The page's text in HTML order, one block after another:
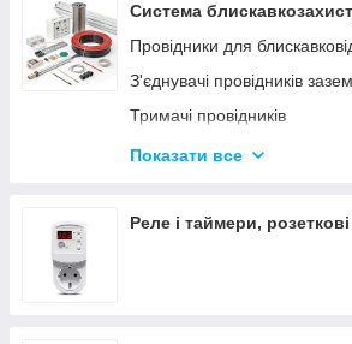
Система
Провідники для
З'єднувачі провідників
Тримачі провідників
Блискавкоприймачі та
Показати все
Реле і таймери, розеткові